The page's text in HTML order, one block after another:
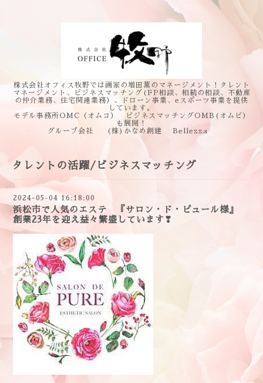
株式会社オフィス牧野では画家の増田薫のマネージメント！タレント
マネージメント、ビジネスマッチング(FP相談、相続の相談、不動産
の仲介業務、住宅関連業務）、ドローン事業、eスポーツ事業を提供
しています。
モデル事務所OMC（オムコ） ビジネスマッチングOMB(オムビ）
も展開！
グループ会社 (株)かなめ創建 Bellezza
タレントの活躍/ビジネスマッチング
2024-05-04 16:18:00
浜松市で人気のエステ 『サロン・ド・ピュール様』
創業23年を迎え益々繁盛しています❣